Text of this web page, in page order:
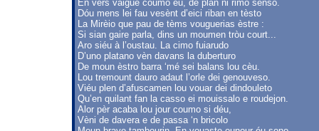
En vers vaigue coumo éu, de plan ni rimo sènso.
Dóu mens lei fau vesènt d’eici riban en tèsto
La Mirèio que pau de tèms vouguerias èstre :
Si sian gaire parla, dins un moumen tròu court...
Aro siéu à l’oustau. La cimo fuiarudo
D’uno platano vèn davans la duberturo
De moun èstro barra ‘mé sei balans lou cèu.
Lou tremount dauro adaut l’orle dei genouveso.
Viéu plen d’afuscamen lou vouar dei dindouleto
Qu’en quilant fan la casso ei mouissalo e roudejon.
Alor pèr acaba lou jour coumo si déu,
Vèni de davera e de passa ‘n bricolo